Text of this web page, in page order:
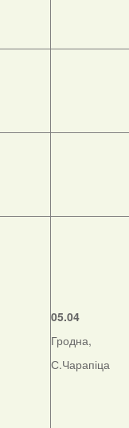
05.04
Гродна,
С.Чарапіца